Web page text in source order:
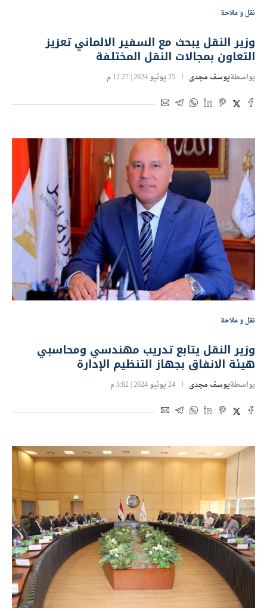
نقل و ملاحة
وزير النقل يبحث مع السفير الالماني تعزيز
التعاون بمجالات النقل المختلفة
بواسطةيوسف مجدى 25 يونيو 2024 | 12:27 م
نقل و ملاحة
وزير النقل يتابع تدريب مهندسي ومحاسبي
هيئة الانفاق بجهاز التنظيم الإدارة
بواسطةيوسف مجدى 24 يونيو 2024 | 3:02 م